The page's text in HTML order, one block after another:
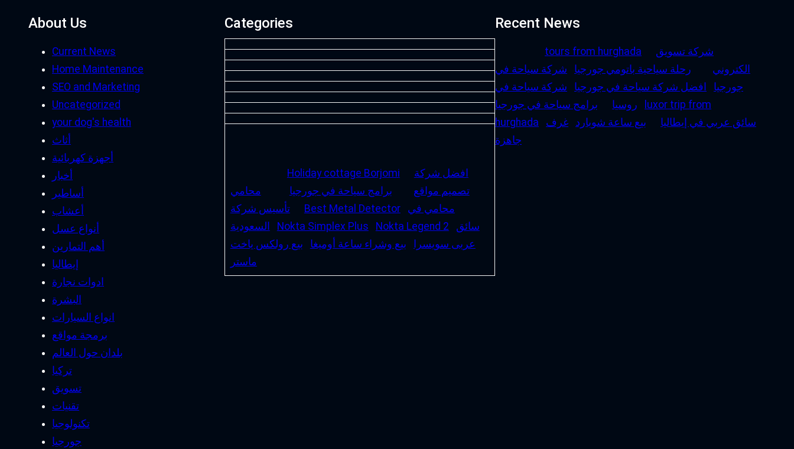
About Us
Current News
Home Maintenance
SEO and Marketing
Uncategorized
your dog's health
أثاث
أجهزة كهربائية
أخبار
أساطير
أعشاب
أنواع عسل
أهم التمارين
إيطاليا
ادوات نجارة
البشرة
انواع السيارات
برمجة مواقع
بلدان حول العالم
تركيا
تسويق
تقنيات
تكنولوجيا
جورجيا
Categories
Holiday cottage Borjomi
افضل شركة
تصميم مواقع
برامج سياحة في جورجيا
محامي
تأسيس شركة
Best Metal Detector
محامي في
السعودية
Nokta Simplex Plus Nokta Legend 2
سائق
عربى سويسرا
بيع وشراء ساعة أوميغا
بيع رولكس ياخت
ماستر
Recent News
tours from hurghada
شركة تسويق
الكتروني
رحلة سياحية باتومي جورجيا
شركة سياحة في
جورجيا
افضل شركة سياحة في جورجيا
شركة سياحة في
روسيا
برامج سياحة في جورجيا
luxor trip from
hurghada
سائق عربي في إيطاليا بيع ساعة شوبارد
غرف
جاهزة